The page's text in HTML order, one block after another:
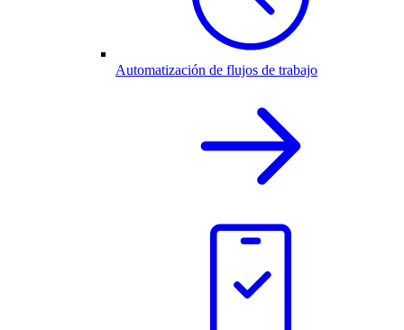
Automatización de flujos de trabajo